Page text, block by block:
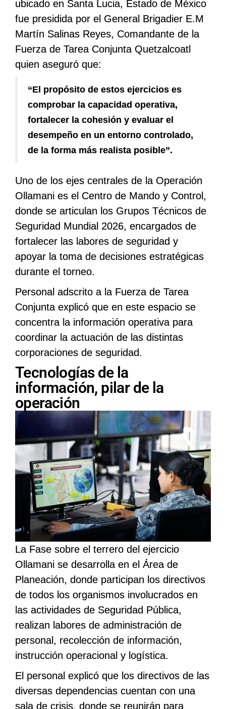
ubicado en Santa Lucia, Estado de México
fue presidida por el General Brigadier E.M
Martín Salinas Reyes, Comandante de la
Fuerza de Tarea Conjunta Quetzalcoatl
quien aseguró que:
“El propósito de estos ejercicios es
comprobar la capacidad operativa,
fortalecer la cohesión y evaluar el
desempeño en un entorno controlado,
de la forma más realista posible”.
Uno de los ejes centrales de la Operación
Ollamani es el Centro de Mando y Control,
donde se articulan los Grupos Técnicos de
Seguridad Mundial 2026, encargados de
fortalecer las labores de seguridad y
apoyar la toma de decisiones estratégicas
durante el torneo.
Personal adscrito a la Fuerza de Tarea
Conjunta explicó que en este espacio se
concentra la información operativa para
coordinar la actuación de las distintas
corporaciones de seguridad.
Tecnologías de la
información, pilar de la
operación
La Fase sobre el terrero del ejercicio
Ollamani se desarrolla en el Área de
Planeación, donde participan los directivos
de todos los organismos involucrados en
las actividades de Seguridad Pública,
realizan labores de administración de
personal, recolección de información,
instrucción operacional y logística.
El personal explicó que los directivos de las
diversas dependencias cuentan con una
sala de crisis, donde se reunirán para